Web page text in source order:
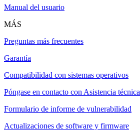
Manual del usuario
MÁS
Preguntas más frecuentes
Garantía
Compatibilidad con sistemas operativos
Póngase en contacto con Asistencia técnica
Formulario de informe de vulnerabilidad
Actualizaciones de software y firmware